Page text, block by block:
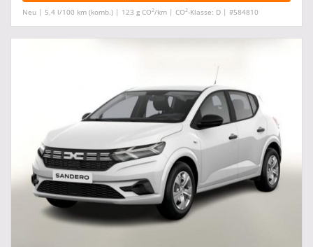
Neu | 5,4 l/100 km (komb.) | 123 g CO2/km | CO2-Klasse: D | #584810